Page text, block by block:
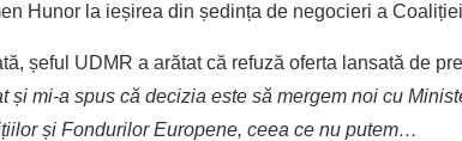
Hunor la ieșirea din ședința de negocieri a
șeful UDMR a arătat că refuză oferta lansată de
și mi-a spus că decizia este să mergem noi cu
și Fondurilor Europene, ceea ce nu putem…